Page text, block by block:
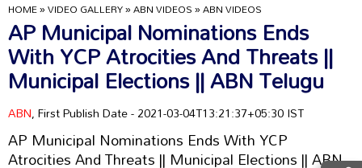
HOME»VIDEO GALLERY»ABN VIDEOS»ABN VIDEOS
AP Municipal Nominations Ends
With YCP Atrocities And Threats ||
Municipal Elections || ABN Telugu
ABN, First Publish Date - 2021-03-04T13:21:37+05:30 IST
AP Municipal Nominations Ends With YCP
Atrocities And Threats || Municipal Elections || ABN